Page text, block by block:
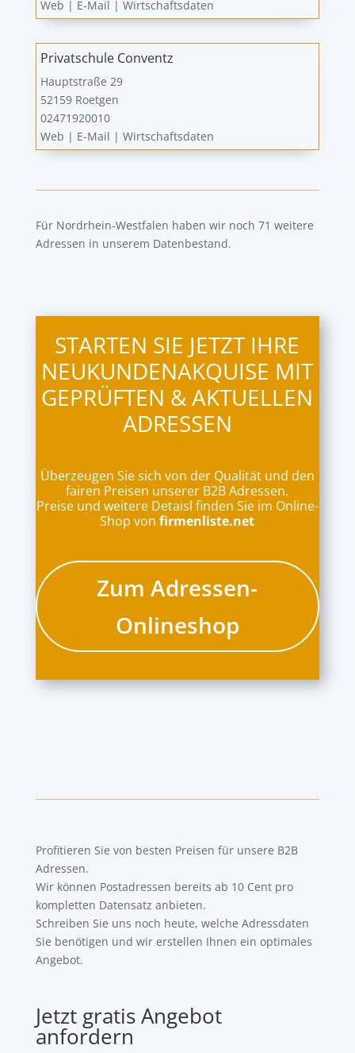
Web | E-Mail | Wirtschaftsdaten
Privatschule Conventz
Hauptstraße 29
52159 Roetgen
02471920010
Web | E-Mail | Wirtschaftsdaten
Für Nordrhein-Westfalen haben wir noch 71 weitere
Adressen in unserem Datenbestand.
STARTEN SIE JETZT IHRE
NEUKUNDENAKQUISE MIT
GEPRÜFTEN & AKTUELLEN
ADRESSEN
Überzeugen Sie sich von der Qualität und den
fairen Preisen unserer B2B Adressen.
Preise und weitere Detaisl finden Sie im Online-
Shop vonfirmenliste.net
Zum Adressen-
Onlineshop
Profitieren Sie von besten Preisen für unsere B2B
Adressen.
Wir können Postadressen bereits ab 10 Cent pro
kompletten Datensatz anbieten.
Schreiben Sie uns noch heute, welche Adressdaten
Sie benötigen und wir erstellen Ihnen ein optimales
Angebot.
Jetzt gratis Angebot
anfordern